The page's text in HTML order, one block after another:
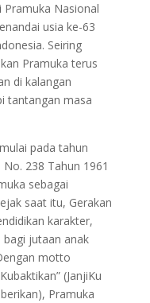
Pramuka Nasional
usia ke-63
Seiring
Pramuka terus
di kalangan
tantangan masa
pada tahun
238 Tahun 1961
sebagai
saat itu, Gerakan
karakter,
jutaan anak
motto
(JanjiKu
Pramuka